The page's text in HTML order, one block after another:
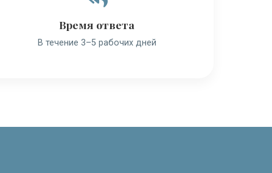
Время ответа
В течение 3–5 рабочих дней